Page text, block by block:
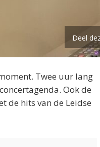
Deel
Twee uur lang
Ook de
de hits van de Leidse